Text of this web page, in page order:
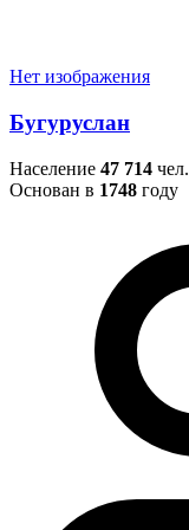
Нет изображения
Бугуруслан
Население 47 714 чел.
Основан в 1748 году